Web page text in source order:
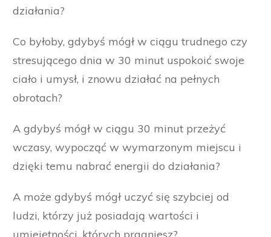
działania?
Co byłoby, gdybyś mógł w ciągu trudnego czy
stresującego dnia w 30 minut uspokoić swoje
ciało i umysł, i znowu działać na pełnych
obrotach?
A gdybyś mógł w ciągu 30 minut przeżyć
wczasy, wypocząć w wymarzonym miejscu i
dzięki temu nabrać energii do działania?
A może gdybyś mógł uczyć się szybciej od
ludzi, którzy już posiadają wartości i